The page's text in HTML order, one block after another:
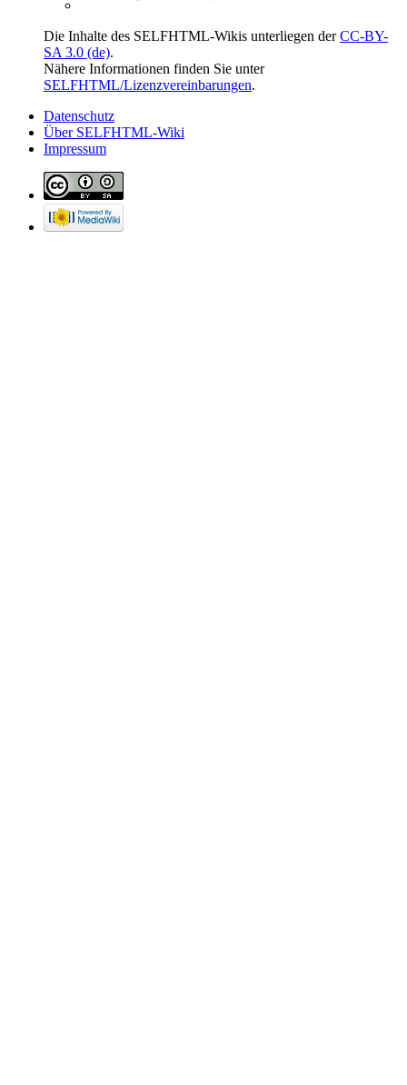
Die Inhalte des SELFHTML-Wikis unterliegen derCC-BY-
SA 3.0 (de).
Nähere Informationen finden Sie unter
SELFHTML/Lizenzvereinbarungen.
Datenschutz
Über SELFHTML-Wiki
Impressum